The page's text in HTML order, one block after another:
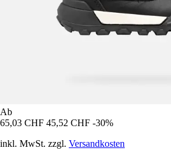
Ab
65,03 CHF 45,52 CHF -30%
inkl. MwSt. zzgl. Versandkosten